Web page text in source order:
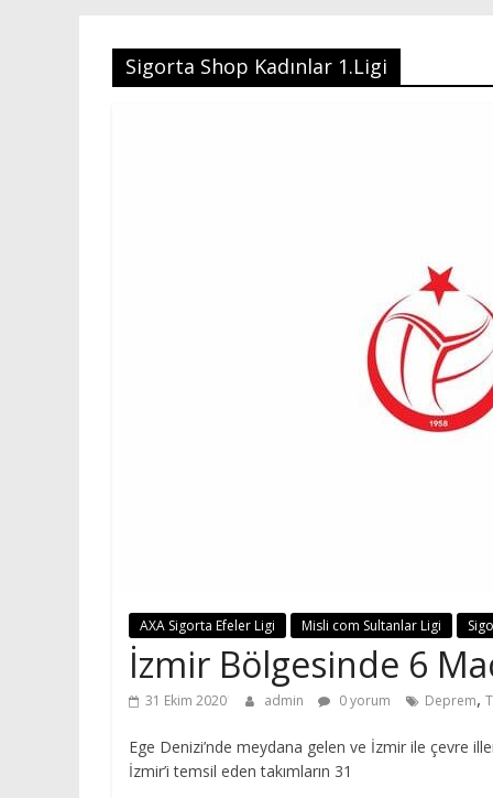
Sigorta Shop Kadınlar 1.Ligi
AXA Sigorta Efeler Ligi Misli com Sultanlar Ligi
İzmir Bölgesinde 6
31 Ekim 2020 admin 0 yorum Deprem,
Ege Denizi’nde meydana gelen ve İzmir ile çevre
İzmir’i temsil eden takımların 31